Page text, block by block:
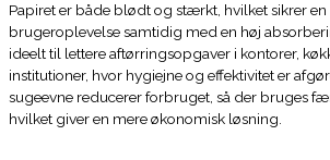
Papiret er både blødt og stærkt, hvilket sikrer
brugeroplevelse samtidig med en høj
ideelt til lettere aftørringsopgaver i kontorer,
institutioner, hvor hygiejne og effektivitet er
sugeevne reducerer forbruget, så der bruges
hvilket giver en mere økonomisk løsning.